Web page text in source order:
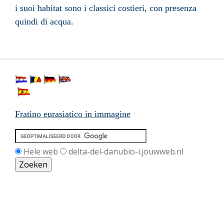
i suoi habitat sono i classici costieri, con presenza
quindi di acqua.
Fratino eurasiatico in immagine
Hele web delta-del-danubio-i.jouwweb.nl